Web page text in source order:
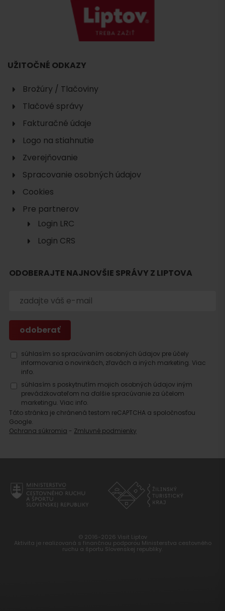
Hľadať
ubytovanie
UŽITOČNÉ ODKAZY
Brožúry / Tlačoviny
Tlačové správy
Fakturačné údaje
Logo na stiahnutie
Zverejňovanie
Spracovanie osobných údajov
Cookies
Pre partnerov
Login LRC
Login CRS
ODOBERAJTE NAJNOVŠIE SPRÁVY Z LIPTOVA
súhlasím so spracúvaním osobných údajov pre účely
informovania o novinkách, zľavách a iných marketing. Viac
info.
súhlasím s poskytnutím mojich osobných údajov iným
prevádzkovateľom na ďalšie spracúvanie za účelom
marketingu. Viac info.
Táto stránka je chránená testom reCAPTCHA a spoločnosťou
Google.
Ochrana súkromia - Zmluvné podmienky
© 2016-2026 Visit Liptov
Aktivita je realizovaná s finančnou podporou Ministerstva cestovného
ruchu a športu Slovenskej republiky.